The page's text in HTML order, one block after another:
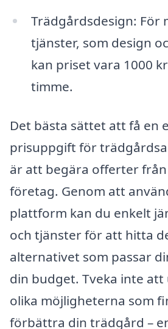
Trädgårdsdesign: För
tjänster, som design
kan priset vara 1000
timme.
Det bästa sättet att få en
prisuppgift för
är att begära offerter
företag. Genom att
plattform kan du enkelt
och tjänster för att hitta
alternativet som passar
din budget. Tveka inte
olika möjligheterna som
förbättra din trädgård –